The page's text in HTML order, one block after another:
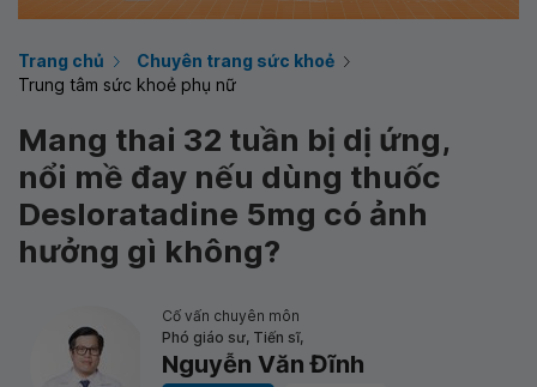
Trang chủ
Chuyên trang sức khoẻ
Trung tâm sức khoẻ phụ nữ
Mang thai 32 tuần bị dị ứng,
nổi mề đay nếu dùng thuốc
Desloratadine 5mg có ảnh
hưởng gì không?
Cố vấn chuyên môn
Phó giáo sư, Tiến sĩ,
Nguyễn Văn Đĩnh